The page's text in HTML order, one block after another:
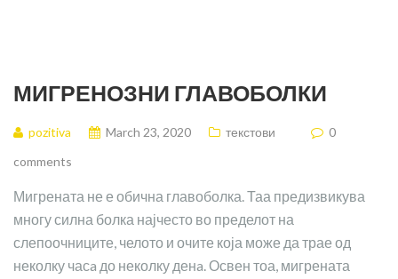
МИГРЕНОЗНИ ГЛАВОБОЛКИ
pozitiva March 23, 2020 текстови
0
comments
Мигрената не е обична главоболка. Таа предизвикува
многу силна болка најчесто во пределот на
слепоочниците, челото и очите која може да трае од
неколку часa до неколку денa. Освен тоа, мигрената